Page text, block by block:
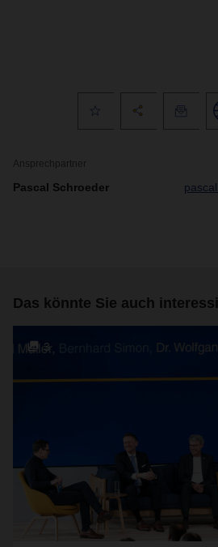
Ansprechpartner
Pascal Schroeder
Das könnte Sie auch
3